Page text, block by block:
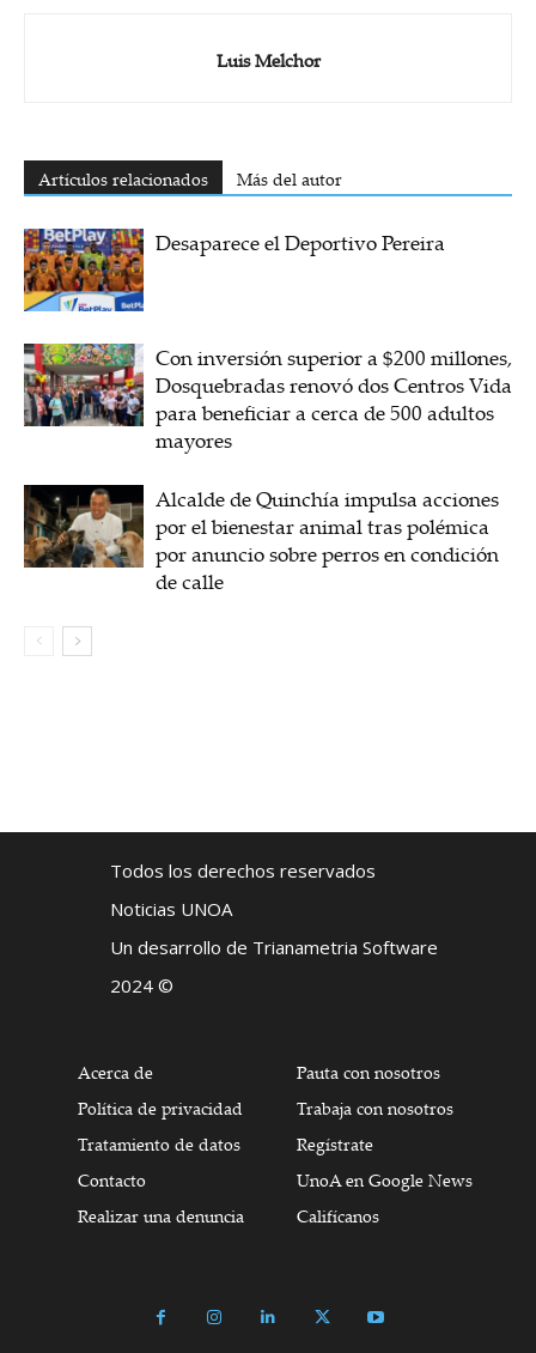
Luis Melchor
Artículos relacionados Más del autor
Desaparece el Deportivo Pereira
Con inversión superior a $200 millones,
Dosquebradas renovó dos Centros Vida
para beneficiar a cerca de 500 adultos
mayores
Alcalde de Quinchía impulsa acciones
por el bienestar animal tras polémica
por anuncio sobre perros en condición
de calle
Todos los derechos reservados
Noticias UNOA
Un desarrollo de Trianametria Software
2024 ©
Acerca de
Política de privacidad
Tratamiento de datos
Contacto
Realizar una denuncia
Pauta con nosotros
Trabaja con nosotros
Regístrate
UnoA en Google News
Califícanos